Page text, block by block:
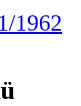
1962